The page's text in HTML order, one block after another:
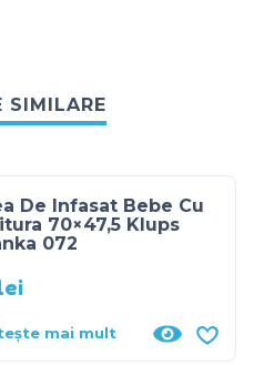
SIMILARE
De Infasat Bebe Cu
70×47,5 Klups
072
mai mult